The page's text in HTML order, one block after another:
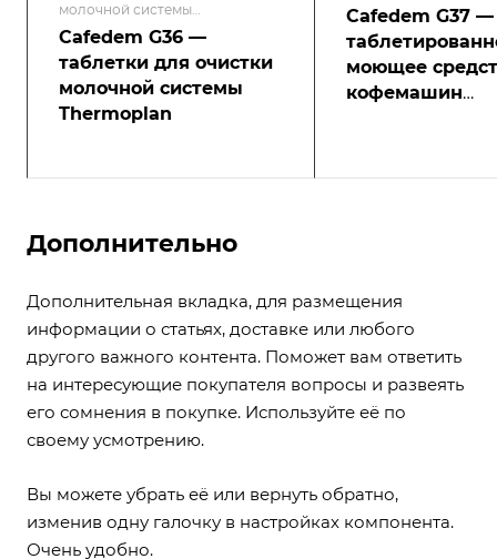
молочной системы
кофемашины/Все
Cafedem G36 —
таблетки для очистки
молочной системы
Thermoplan
Cafedem G37 —
моющее
кофемашин
Дополнительно
Дополнительная вкладка, для размещения
информации о статьях, доставке или любого
другого важного контента. Поможет вам ответить
на интересующие покупателя вопросы и развеять
его сомнения в покупке. Используйте её по
своему усмотрению.
Вы можете убрать её или вернуть обратно,
изменив одну галочку в настройках компонента.
Очень удобно.